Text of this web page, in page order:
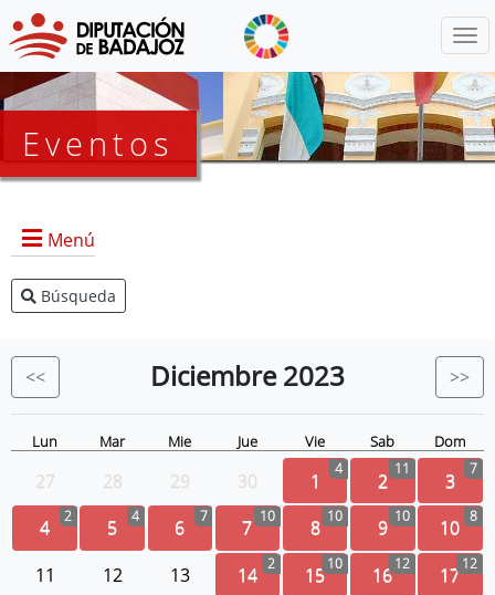
Eventos
Menú
Agenda Presidencia
Eventos
Búsqueda
<< Diciembre 2023 >>
Lun Mar Mie Jue Vie Sab Dom
27 28 29 30 1 4 2 11 3 7
4 2 5 4 6 7 7 10 8 10 9 10 10 8
11 12 13 14 2 1510 1612 1712